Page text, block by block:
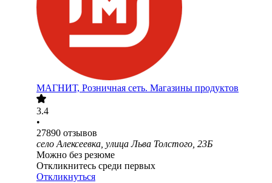
МАГНИТ, Розничная сеть. Магазины продуктов
3.4
•
27890 отзывов
село Алексеевка, улица Льва Толстого, 23Б
Можно без резюме
Откликнитесь среди первых
Откликнуться